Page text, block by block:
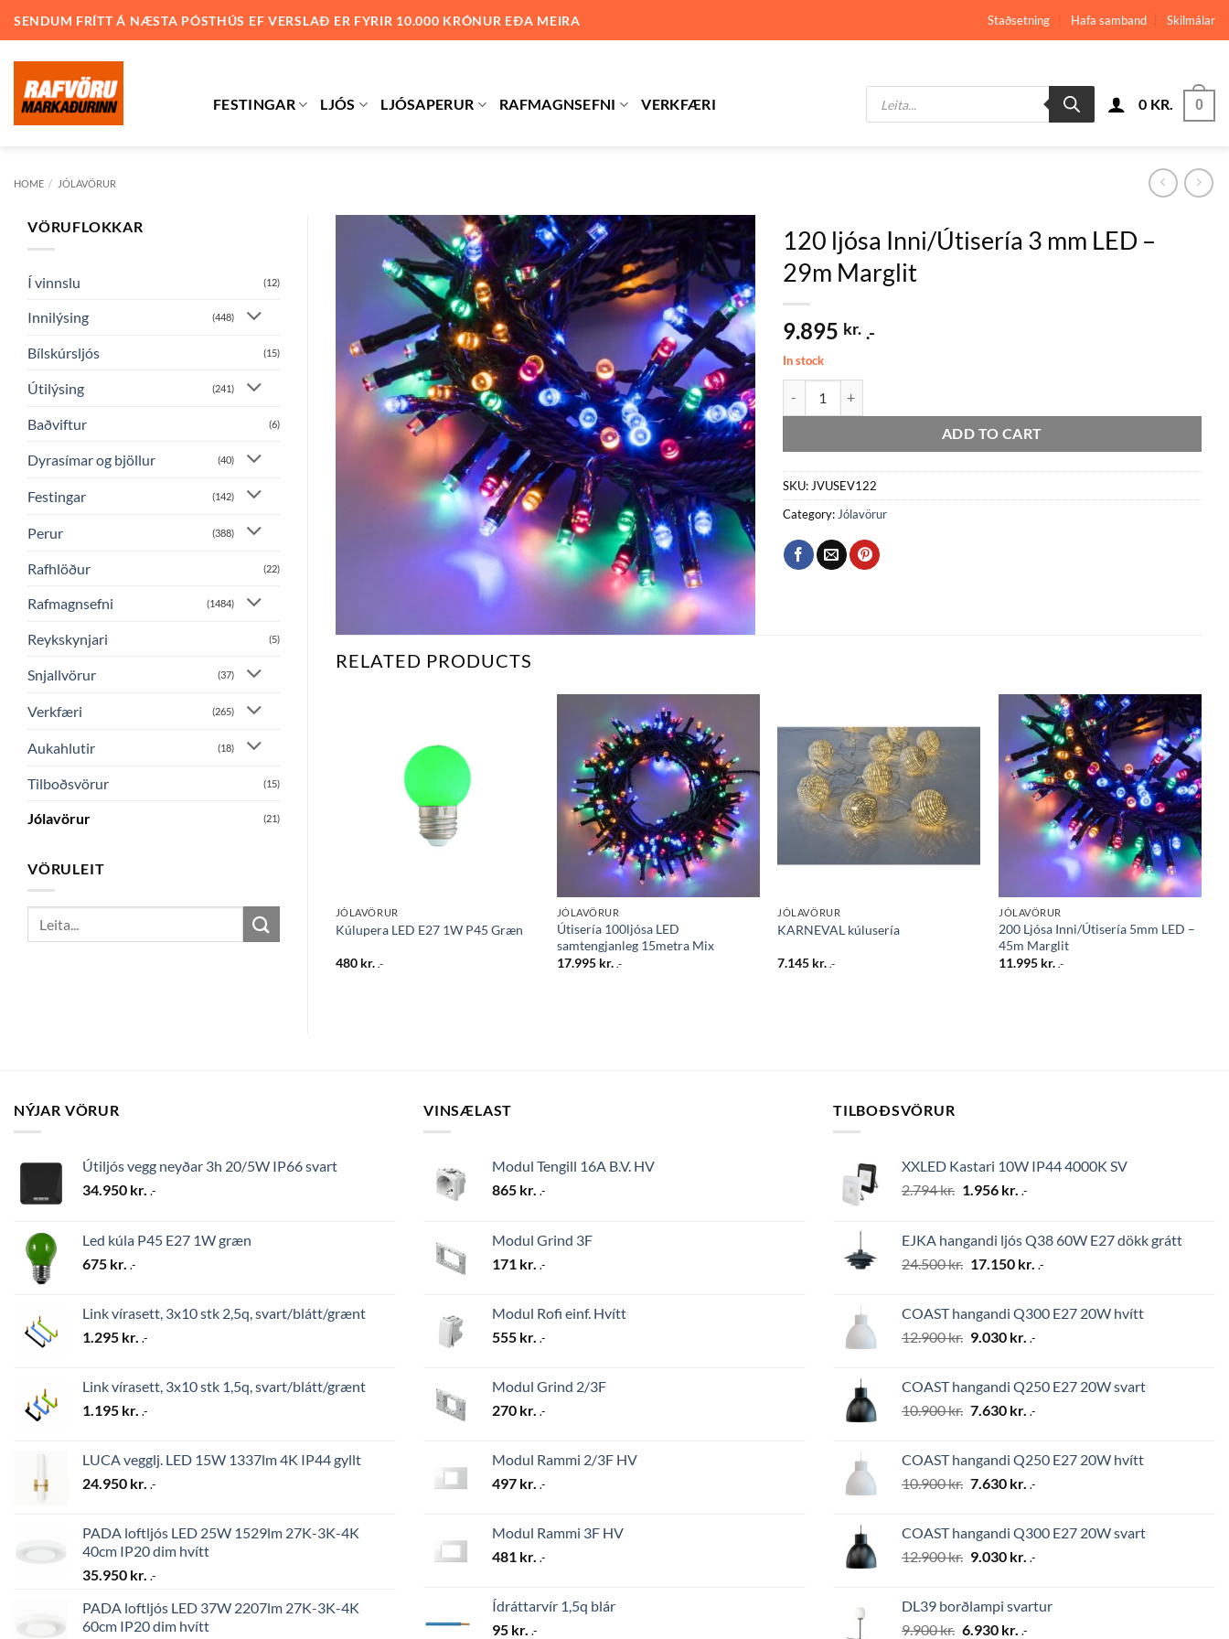
SENDUM FRÍTT Á NÆSTA PÓSTHÚS EF VERSLAÐ ER FYRIR 10.000 KRÓNUR EÐA MEIRA Staðsetning Hafa samband Skilmálar
FESTINGAR LJÓS LJÓSAPERUR RAFMAGNSEFNI VERKFÆRI
Products
search
0 KR. 0
HOME / JÓLAVÖRUR
VÖRUFLOKKAR
Í vinnslu (12)
Innilýsing (448)
Bílskúrsljós (15)
Útilýsing (241)
Baðviftur (6)
Dyrasímar og bjöllur (40)
Festingar (142)
Perur (388)
Rafhlöður (22)
Rafmagnsefni (1484)
Reykskynjari (5)
Snjallvörur (37)
Verkfæri (265)
Aukahlutir (18)
Tilboðsvörur (15)
Jólavörur (21)
VÖRULEIT
Bæta við
á
óskalista
120 ljósa Inni/Útisería 3 mm LED –
29m Marglit
9.895 kr. .-
In stock
ADD TO CART
SKU: JVUSEV122
Category: Jólavörur
RELATED PRODUCTS
JÓLAVÖRUR
Kúlupera LED E27 1W P45 Græn
480 kr. .-
Bæta
við á
óskalista
JÓLAVÖRUR
Útisería 100ljósa LED
samtengjanleg 15metra Mix
17.995 kr. .-
Bæta
við á
óskalista
JÓLAVÖRUR
KARNEVAL kúlusería
7.145 kr. .-
Bæta
við á
óskalista
JÓLAVÖRUR
200 Ljósa Inni/Útisería 5mm LED –
45m Marglit
11.995 kr. .-
Bæta
við á
P45 Rauð SmartHome RGB sería 12m/120L
NÝJAR VÖRUR
Útiljós vegg neyðar 3h 20/5W IP66 svart
34.950 kr. .-
Led kúla P45 E27 1W græn
675 kr. .-
Link vírasett, 3x10 stk 2,5q, svart/blátt/grænt
1.295 kr. .-
Link vírasett, 3x10 stk 1,5q, svart/blátt/grænt
1.195 kr. .-
LUCA vegglj. LED 15W 1337lm 4K IP44 gyllt
24.950 kr. .-
PADA loftljós LED 25W 1529lm 27K-3K-4K
40cm IP20 dim hvítt
35.950 kr. .-
PADA loftljós LED 37W 2207lm 27K-3K-4K
60cm IP20 dim hvítt
VINSÆLAST
Modul Tengill 16A B.V. HV
865 kr. .-
Modul Grind 3F
171 kr. .-
Modul Rofi einf. Hvítt
555 kr. .-
Modul Grind 2/3F
270 kr. .-
Modul Rammi 2/3F HV
497 kr. .-
Modul Rammi 3F HV
481 kr. .-
Ídráttarvír 1,5q blár
95 kr. .-
TILBOÐSVÖRUR
XXLED Kastari 10W IP44 4000K SV
2.794kr. Original
2.794 kr..
1.956 kr. Current
1.956 kr..
.-
EJKA hangandi ljós Q38 60W E27 dökk grátt
24.500kr. Original
24.500 kr..
17.150 kr. Current
17.150 kr..
.-
COAST hangandi Q300 E27 20W hvítt
12.900kr. Original
12.900 kr..
9.030 kr. Current
9.030 kr..
.-
COAST hangandi Q250 E27 20W svart
10.900kr. Original
10.900 kr..
7.630 kr. Current
7.630 kr..
.-
COAST hangandi Q250 E27 20W hvítt
10.900kr. Original
10.900 kr..
7.630 kr. Current
7.630 kr..
.-
COAST hangandi Q300 E27 20W svart
12.900kr. Original
12.900 kr..
9.030 kr. Current
9.030 kr..
.-
DL39 borðlampi svartur
9.900kr. Original
6.930 kr. Current
.-